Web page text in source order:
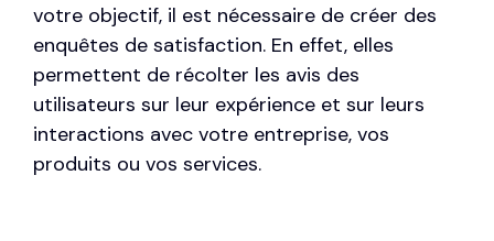
votre objectif, il est nécessaire de créer des
enquêtes de satisfaction. En effet, elles
permettent de récolter les avis des
utilisateurs sur leur expérience et sur leurs
interactions avec votre entreprise, vos
produits ou vos services.